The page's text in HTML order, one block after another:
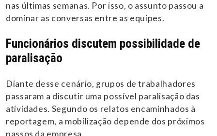
nas últimas semanas. Por isso, o assunto passou a
dominar as conversas entre as equipes.
Funcionários discutem possibilidade de
paralisação
Diante desse cenário, grupos de trabalhadores
passaram a discutir uma possível paralisação das
atividades. Segundo os relatos encaminhados à
reportagem, a mobilização depende dos próximos
passos da empresa.